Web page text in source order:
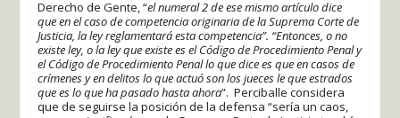
Derecho de Gente, “el numeral 2 de ese mismo artículo dice
que en el caso de competencia originaria de la Suprema Corte de
Justicia, la ley reglamentará esta competencia”. “Entonces, o no
existe ley, o la ley que existe es el Código de Procedimiento Penal y
el Código de Procedimiento Penal lo que dice es que en casos de
crímenes y en delitos lo que actuó son los jueces le que estrados
que es lo que ha pasado hasta ahora”. Perciballe considera
que de seguirse la posición de la defensa “sería un caos,